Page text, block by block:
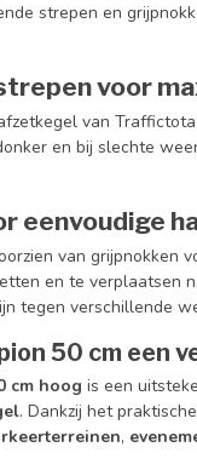
strepen en
voor
van
en bij slechte
eenvoudige
van grijpnokken
en te verplaatsen
tegen verschillende
50 cm een
cm hoog is een
. Dankzij het
,